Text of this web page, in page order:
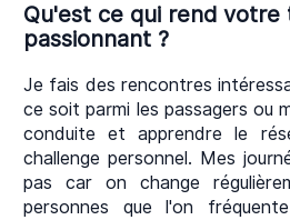
Qu'est ce qui rend votre
passionnant ?
Je fais des rencontres
ce soit parmi les passagers ou
conduite et apprendre le
challenge personnel. Mes
pas car on change
personnes que l'on